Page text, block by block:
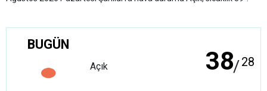
BUGÜN
Açık 38/28